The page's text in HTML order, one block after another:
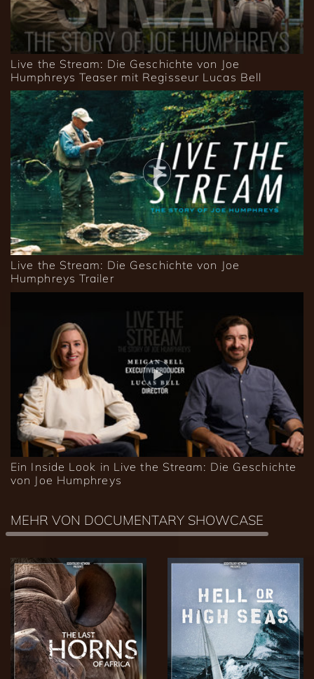
Live the Stream: Die Geschichte von Joe
Humphreys Teaser mit Regisseur Lucas Bell
Live the Stream: Die Geschichte von Joe
Humphreys Trailer
Ein Inside Look in Live the Stream: Die Geschichte
von Joe Humphreys
MEHR VON DOCUMENTARY SHOWCASE